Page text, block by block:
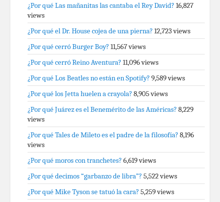
¿Por qué Las mañanitas las cantaba el Rey David? 16,827
views
¿Por qué el Dr. House cojea de una pierna? 12,723 views
¿Por qué cerró Burger Boy? 11,567 views
¿Por qué cerró Reino Aventura? 11,096 views
¿Por qué Los Beatles no están en Spotify? 9,589 views
¿Por qué los Jetta huelen a crayola? 8,905 views
¿Por qué Juárez es el Benemérito de las Américas? 8,229
views
¿Por qué Tales de Mileto es el padre de la filosofía? 8,196
views
¿Por qué moros con tranchetes? 6,619 views
¿Por qué decimos “garbanzo de libra”? 5,522 views
¿Por qué Mike Tyson se tatuó la cara? 5,259 views